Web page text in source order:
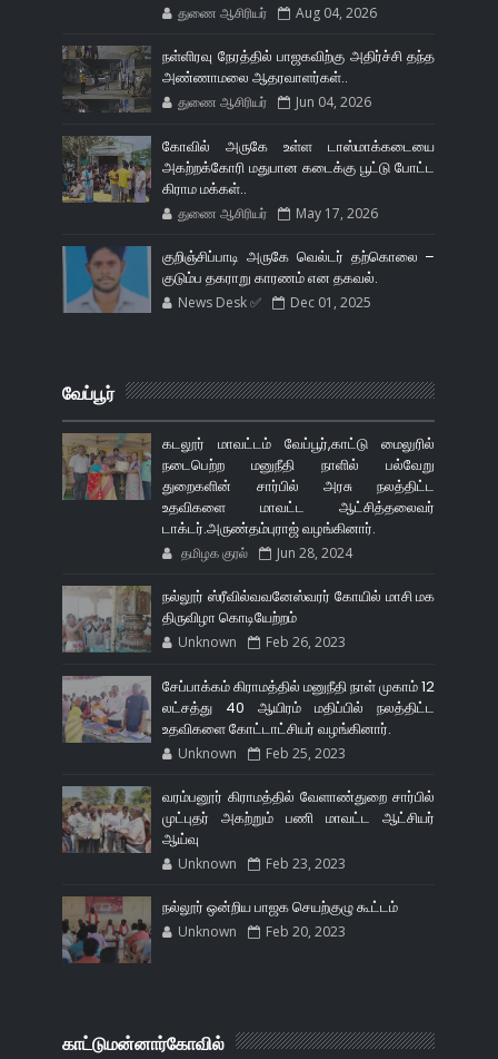
துணை ஆசிரியர் Aug 04, 2026
நள்ளிரவு நேரத்தில் பாஜகவிற்கு அதிர்ச்சி தந்த
அண்ணாமலை ஆதரவாளர்கள்..
துணை ஆசிரியர் Jun 04, 2026
கோவில் அருகே உள்ள டாஸ்மாக்கடையை
அகற்றக்கோரி மதுபான கடைக்கு பூட்டு போட்ட
கிராம மக்கள்..
துணை ஆசிரியர் May 17, 2026
குறிஞ்சிப்பாடி அருகே வெல்டர் தற்கொலை –
குடும்ப தகராறு காரணம் என தகவல்.
News Desk ✅ Dec 01, 2025
வேப்பூர்
கடலூர் மாவட்டம் வேப்பூர்,காட்டு மைலுரில்
நடைபெற்ற மனுநீதி நாளில் பல்வேறு
துறைகளின் சார்பில் அரசு நலத்திட்ட
உதவிகளை மாவட்ட ஆட்சித்தலைவர்
டாக்டர்.அருண்தம்புராஜ் வழங்கினார்.
தமிழக குரல் Jun 28, 2024
நல்லூர் ஸ்ரீவில்வவனேஸ்வரர் கோயில் மாசி மக
திருவிழா கொடியேற்றம்
Unknown Feb 26, 2023
சேப்பாக்கம் கிராமத்தில் மனுநீதி நாள் முகாம் 12
லட்சத்து 40 ஆயிரம் மதிப்பில் நலத்திட்ட
உதவிகளை கோட்டாட்சியர் வழங்கினார்.
Unknown Feb 25, 2023
வரம்பனூர் கிராமத்தில் வேளாண்துறை சார்பில்
முட்புதர் அகற்றும் பணி மாவட்ட ஆட்சியர்
ஆய்வு
Unknown Feb 23, 2023
நல்லூர் ஒன்றிய பாஜக செயற்குழு கூட்டம்
Unknown Feb 20, 2023
காட்டுமன்னார்கோவில்